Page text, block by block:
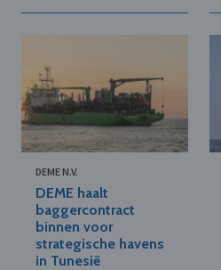
DEME N.V.
DEME haalt
baggercontract
binnen voor
strategische havens
in Tunesië